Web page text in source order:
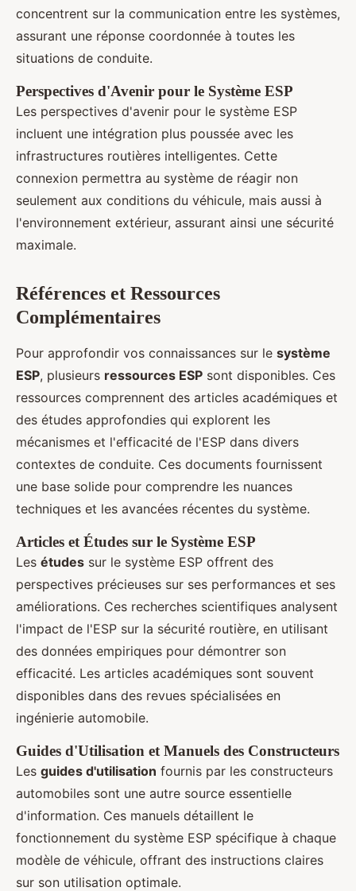
concentrent sur la communication entre les systèmes,
assurant une réponse coordonnée à toutes les
situations de conduite.
Perspectives d'Avenir pour le Système ESP
Les perspectives d'avenir pour le système ESP
incluent une intégration plus poussée avec les
infrastructures routières intelligentes. Cette
connexion permettra au système de réagir non
seulement aux conditions du véhicule, mais aussi à
l'environnement extérieur, assurant ainsi une sécurité
maximale.
Références et Ressources
Complémentaires
Pour approfondir vos connaissances sur le système
ESP, plusieurs ressources ESP sont disponibles. Ces
ressources comprennent des articles académiques et
des études approfondies qui explorent les
mécanismes et l'efficacité de l'ESP dans divers
contextes de conduite. Ces documents fournissent
une base solide pour comprendre les nuances
techniques et les avancées récentes du système.
Articles et Études sur le Système ESP
Les études sur le système ESP offrent des
perspectives précieuses sur ses performances et ses
améliorations. Ces recherches scientifiques analysent
l'impact de l'ESP sur la sécurité routière, en utilisant
des données empiriques pour démontrer son
efficacité. Les articles académiques sont souvent
disponibles dans des revues spécialisées en
ingénierie automobile.
Guides d'Utilisation et Manuels des Constructeurs
Les guides d'utilisation fournis par les constructeurs
automobiles sont une autre source essentielle
d'information. Ces manuels détaillent le
fonctionnement du système ESP spécifique à chaque
modèle de véhicule, offrant des instructions claires
sur son utilisation optimale.